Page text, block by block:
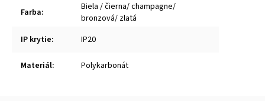
Farba:
Biela / čierna/ champagne/
bronzová/ zlatá
IP krytie: IP20
Materiál: Polykarbonát